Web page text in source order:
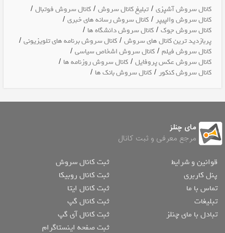
کانال سروش آشپزی /تبلیغ کانال سروش /کانال سروش فوتبال /
کانال سروش والپیپر /کانال سروش رسانه های خبری /
کانال سروش جوک /کانال سروش دانشگاه ها /
پربازدید ترین کانال های سروش /کانال سروش برنامه های تلویزیونی /
کانال سروش فیلم /کانال سروش اشخاص سیاسی /
کانال سروش عکس پروفایل /کانال سروش روزنامه ها /
کانال سروش کنکور /کانال سروش بانک ها /
مای چنلز
مرجع معرفی و ثبت کانال
قوانین و شرایط
پنل کاربری
تماس با ما
تبلیغات
تبادل با مای چنلز
ثبت کانال سروش
ثبت کانال روبیکا
ثبت کانال ایتا
ثبت کانال گپ
ثبت کانال آی گپ
ثبت صفحه اینستاگرام